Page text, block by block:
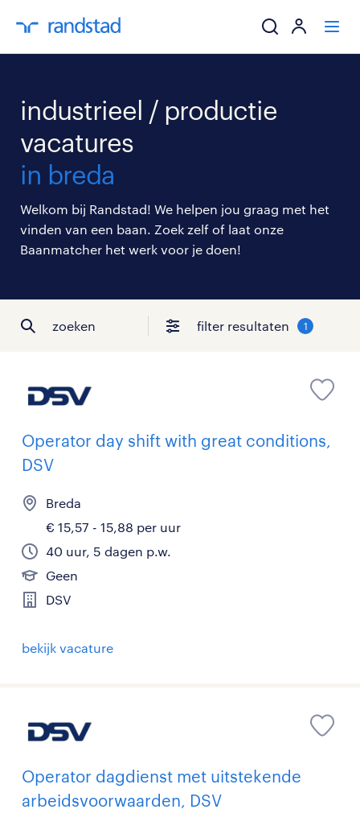
ik zoek een
over randstad
industrieel / productie
vacatures
in breda
Welkom bij Randstad! We helpen jou graag met het
vinden van een baan. Zoek zelf of laat onze
Baanmatcher het werk voor je doen!
zoeken filter resultaten 1
Operator day shift with great conditions,
DSV
Breda
€ 15,57 - 15,88 per uur
40 uur, 5 dagen p.w.
Geen
DSV
bekijk vacature
Operator dagdienst met uitstekende
arbeidsvoorwaarden, DSV